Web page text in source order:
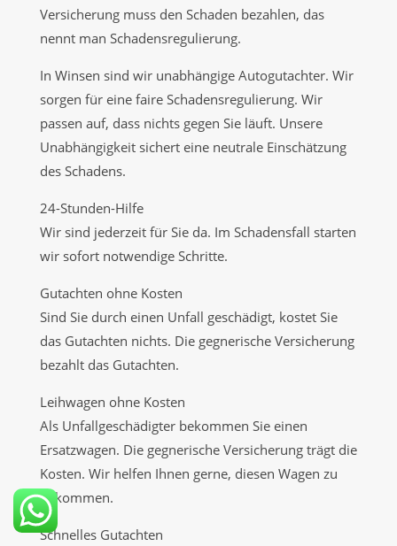
Versicherung muss den Schaden bezahlen, das
nennt man Schadensregulierung.
In Winsen sind wir unabhängige Autogutachter. Wir
sorgen für eine faire Schadensregulierung. Wir
passen auf, dass nichts gegen Sie läuft. Unsere
Unabhängigkeit sichert eine neutrale Einschätzung
des Schadens.
24-Stunden-Hilfe
Wir sind jederzeit für Sie da. Im Schadensfall starten
wir sofort notwendige Schritte.
Gutachten ohne Kosten
Sind Sie durch einen Unfall geschädigt, kostet Sie
das Gutachten nichts. Die gegnerische Versicherung
bezahlt das Gutachten.
Leihwagen ohne Kosten
Als Unfallgeschädigter bekommen Sie einen
Ersatzwagen. Die gegnerische Versicherung trägt die
Kosten. Wir helfen Ihnen gerne, diesen Wagen zu
bekommen.
Schnelles Gutachten